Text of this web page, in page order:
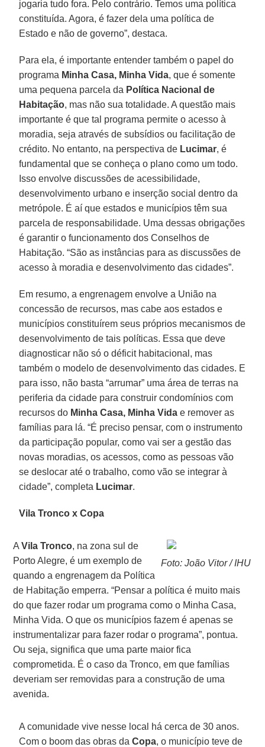
jogaria tudo fora. Pelo contrário. Temos uma política
constituída. Agora, é fazer dela uma política de
Estado e não de governo”, destaca.
Para ela, é importante entender também o papel do
programa Minha Casa, Minha Vida, que é somente
uma pequena parcela da Política Nacional de
Habitação, mas não sua totalidade. A questão mais
importante é que tal programa permite o acesso à
moradia, seja através de subsídios ou facilitação de
crédito. No entanto, na perspectiva de Lucimar, é
fundamental que se conheça o plano como um todo.
Isso envolve discussões de acessibilidade,
desenvolvimento urbano e inserção social dentro da
metrópole. É aí que estados e municípios têm sua
parcela de responsabilidade. Uma dessas obrigações
é garantir o funcionamento dos Conselhos de
Habitação. “São as instâncias para as discussões de
acesso à moradia e desenvolvimento das cidades”.
Em resumo, a engrenagem envolve a União na
concessão de recursos, mas cabe aos estados e
municípios constituírem seus próprios mecanismos de
desenvolvimento de tais políticas. Essa que deve
diagnosticar não só o déficit habitacional, mas
também o modelo de desenvolvimento das cidades. E
para isso, não basta “arrumar” uma área de terras na
periferia da cidade para construir condomínios com
recursos do Minha Casa, Minha Vida e remover as
famílias para lá. “É preciso pensar, com o instrumento
da participação popular, como vai ser a gestão das
novas moradias, os acessos, como as pessoas vão
se deslocar até o trabalho, como vão se integrar à
cidade”, completa Lucimar.
Vila Tronco x Copa
Foto: João Vitor / IHU
AVila Tronco, na zona sul de
Porto Alegre, é um exemplo de
quando a engrenagem da Política
de Habitação emperra. “Pensar a política é muito mais
do que fazer rodar um programa como o Minha Casa,
Minha Vida. O que os municípios fazem é apenas se
instrumentalizar para fazer rodar o programa”, pontua.
Ou seja, significa que uma parte maior fica
comprometida. É o caso da Tronco, em que famílias
deveriam ser removidas para a construção de uma
avenida.
A comunidade vive nesse local há cerca de 30 anos.
Com o boom das obras daCopa, o município teve de